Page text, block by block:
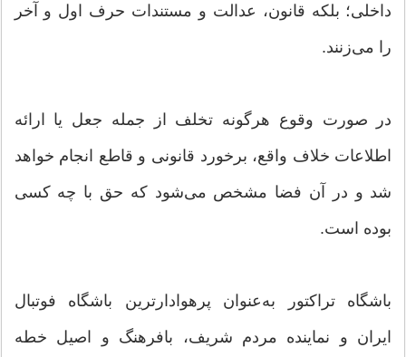
داخلی؛ بلکه قانون، عدالت و مستندات حرف اول و آخر
را می‌زنند.
در صورت وقوع هرگونه تخلف از جمله جعل یا ارائه
اطلاعات خلاف واقع، برخورد قانونی و قاطع انجام خواهد
شد و در آن فضا مشخص می‌شود که حق با چه کسی
بوده است.
باشگاه تراکتور به‌عنوان پرهوادارترین باشگاه فوتبال
ایران و نماینده مردم شریف، بافرهنگ و اصیل خطه